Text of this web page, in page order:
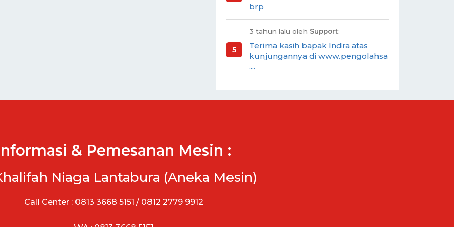
brp
3 tahun lalu oleh Support:
Terima kasih bapak Indra atas
kunjungannya di www.pengolahsa
....
& Pemesanan Mesin :
Niaga Lantabura (Aneka Mesin)
Call Center : 0813 3668 5151 / 0812 2779 9912